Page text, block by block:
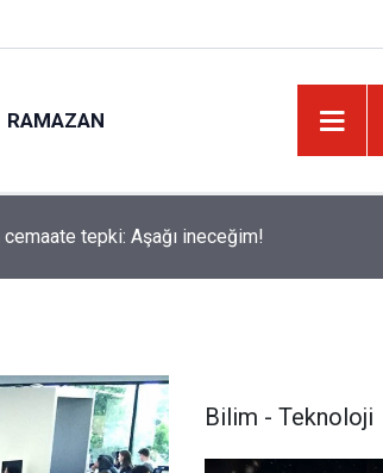
RAMAZAN
tepki: Aşağı ineceğim!
Bilim - Teknoloji